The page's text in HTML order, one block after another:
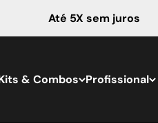
Até 5X sem juros
& Combos Profissional